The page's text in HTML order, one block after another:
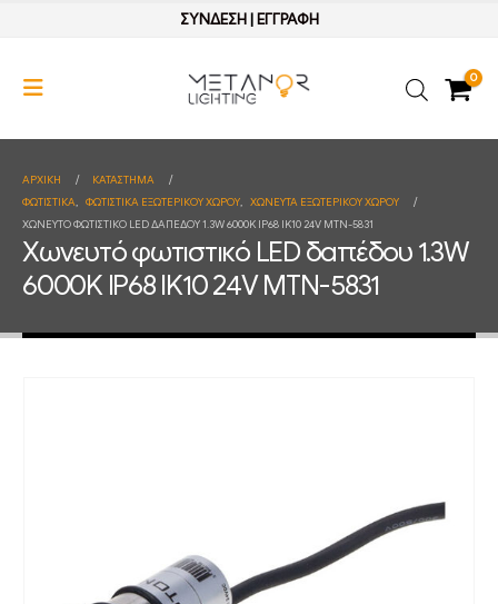
ΣΥΝΔΕΣΗ| ΕΓΓΡΑΦΗ
0
ΑΡΧΙΚΉ
ΚΑΤΆΣΤΗΜΑ
ΦΩΤΙΣΤΙΚΑ, ΦΩΤΙΣΤΙΚΑ ΕΞΩΤΕΡΙΚΟΥ ΧΩΡΟΥ, ΧΩΝΕΥΤΑ ΕΞΩΤΕΡΙΚΟΥ ΧΩΡΟΥ
ΧΩΝΕΥΤΌ ΦΩΤΙΣΤΙΚΌ LED ΔΑΠΈΔΟΥ 1.3W 6000K IP68 IK10 24V MTN-5831
Χωνευτό φωτιστικό LED δαπέδου 1.3W
6000K IP68 IK10 24V MTN-5831